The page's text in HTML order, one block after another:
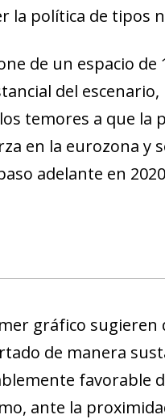
la política de tipos
de un espacio de
del escenario,
temores a que la
en la eurozona y
adelante en
gráfico sugieren
de manera
favorable
ante la